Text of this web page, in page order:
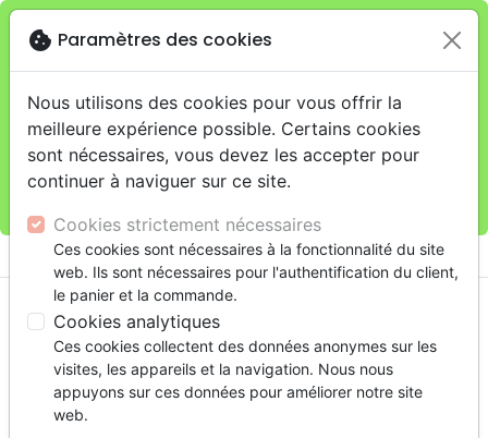
Je veux retirer ma commande au 11 rue de Rive,
Genèveclose
warningCette boutique en ligne est limitée au retrait en
magasin.
Pour les livraisons à domicile, veuillez passer vos
commandes sur la boutique La Maison de la Bible
shopping_cart
cookie Paramètres des cookies
Nous utilisons des cookies pour vous offrir la
meilleure expérience possible. Certains cookies
sont nécessaires, vous devez les accepter pour
continuer à naviguer sur ce site.
Cookies strictement nécessaires
Ces cookies sont nécessaires à la fonctionnalité du site
web. Ils sont nécessaires pour l'authentification du client,
le panier et la commande.
Cookies analytiques
Ces cookies collectent des données anonymes sur les
visites, les appareils et la navigation. Nous nous
appuyons sur ces données pour améliorer notre site
web.